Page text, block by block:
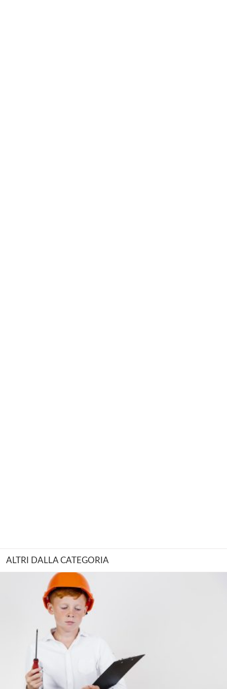
ALTRI DALLA CATEGORIA